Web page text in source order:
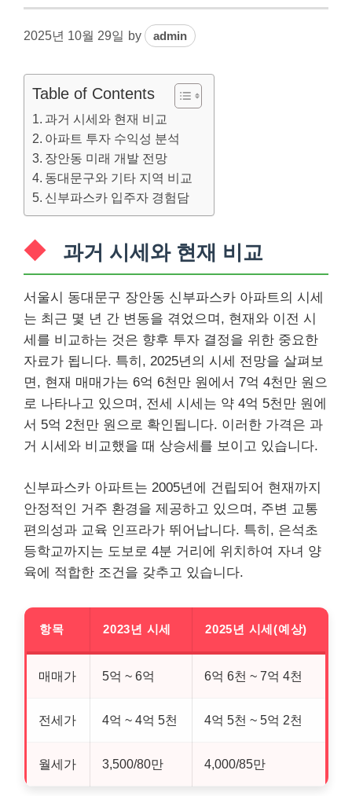
2025년 10월 29일 by admin
Table of Contents
과거 시세와 현재 비교
아파트 투자 수익성 분석
장안동 미래 개발 전망
동대문구와 기타 지역 비교
신부파스카 입주자 경험담
과거 시세와 현재 비교
서울시 동대문구 장안동 신부파스카 아파트의 시세
는 최근 몇 년 간 변동을 겪었으며, 현재와 이전 시
세를 비교하는 것은 향후 투자 결정을 위한 중요한
자료가 됩니다. 특히, 2025년의 시세 전망을 살펴보
면, 현재 매매가는 6억 6천만 원에서 7억 4천만 원으
로 나타나고 있으며, 전세 시세는 약 4억 5천만 원에
서 5억 2천만 원으로 확인됩니다. 이러한 가격은 과
거 시세와 비교했을 때 상승세를 보이고 있습니다.
신부파스카 아파트는 2005년에 건립되어 현재까지
안정적인 거주 환경을 제공하고 있으며, 주변 교통
편의성과 교육 인프라가 뛰어납니다. 특히, 은석초
등학교까지는 도보로 4분 거리에 위치하여 자녀 양
육에 적합한 조건을 갖추고 있습니다.
항목 2023년 시세 2025년 시세(예상)
매매가 5억 ~ 6억 6억 6천 ~ 7억 4천
전세가 4억 ~ 4억 5천 4억 5천 ~ 5억 2천
월세가 3,500/80만 4,000/85만